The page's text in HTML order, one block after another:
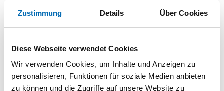
Zustimmung Details Über Cookies
Diese Webseite verwendet Cookies
Wir verwenden Cookies, um Inhalte und Anzeigen zu
personalisieren, Funktionen für soziale Medien anbieten
zu können und die Zugriffe auf unsere Website zu
Produktbeschreibung
1020mm U-Stulp 24x6x6x2,5mm L:2285,0mm Eckig Maße: A1
730,0mm B1 760,0mm A-Öffner: optional ferGUard*silber